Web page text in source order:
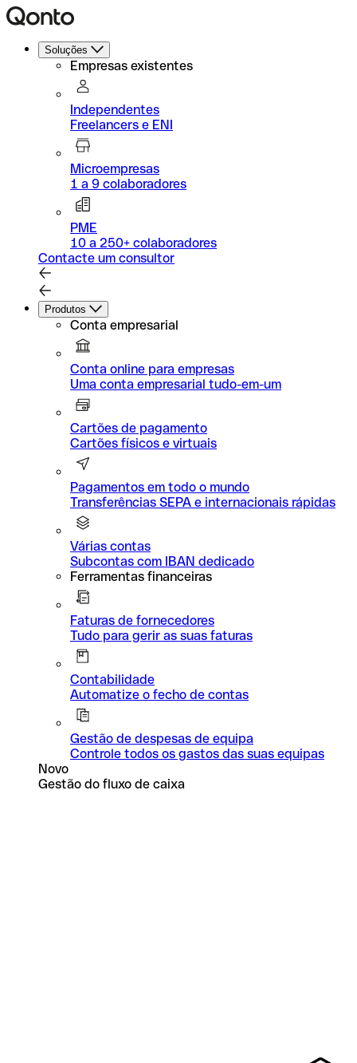
Soluções
Empresas existentes
Independentes
Freelancers e ENI
Microempresas
1 a 9 colaboradores
PME
10 a 250+ colaboradores
Contacte um consultor
Produtos
Conta empresarial
Conta online para empresas
Uma conta empresarial tudo-em-um
Cartões de pagamento
Cartões físicos e virtuais
Pagamentos em todo o mundo
Transferências SEPA e internacionais rápidas
Várias contas
Subcontas com IBAN dedicado
Ferramentas financeiras
Faturas de fornecedores
Tudo para gerir as suas faturas
Contabilidade
Automatize o fecho de contas
Gestão de despesas de equipa
Controle todos os gastos das suas equipas
Novo
Gestão do fluxo de caixa